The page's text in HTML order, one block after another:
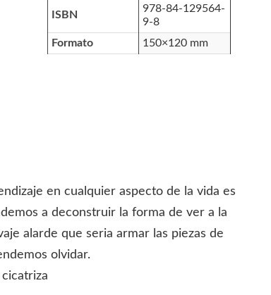
ISBN
978-84-129564-
9-8
Formato
150×120 mm
en cualquier aspecto de la vida es
a deconstruir la forma de ver a la
alarde que seria armar las piezas de
olvidar.